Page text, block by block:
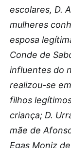
escolares, D.
mulheres
esposa
Conde de
influentes do
realizou-se
filhos
criança; D.
mãe de
Egas Moniz